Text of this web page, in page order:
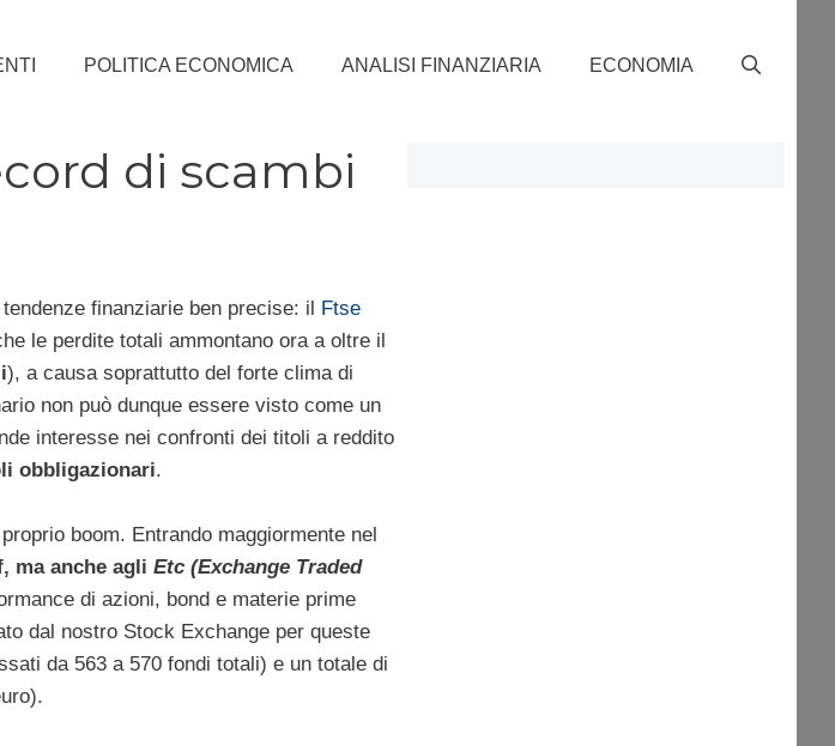
POLITICA ECONOMICA ANALISI FINANZIARIA ECONOMIA
di scambi
finanziarie ben precise: il Ftse
le perdite totali ammontano ora a oltre il
), a causa soprattutto del forte clima di
non può dunque essere visto come un
interesse nei confronti dei titoli a reddito
obbligazionari.
boom. Entrando maggiormente nel
ma anche agli Etc (Exchange Traded
di azioni, bond e materie prime
dal nostro Stock Exchange per queste
da 563 a 570 fondi totali) e un totale di